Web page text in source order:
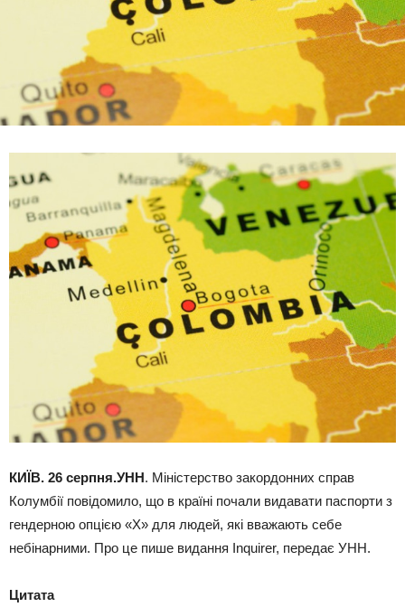
КИЇВ. 26 серпня.УНН. Міністерство закордонних справ
Колумбії повідомило, що в країні почали видавати паспорти з
гендерною опцією «X» для людей, які вважають себе
небінарними. Про це пише видання Іnquirer, передає УНН.
Цитата